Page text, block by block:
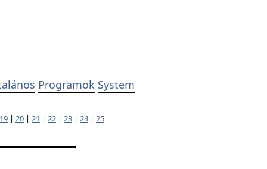
Programok System
19 | 20 | 21 | 22 | 23 | 24| 25